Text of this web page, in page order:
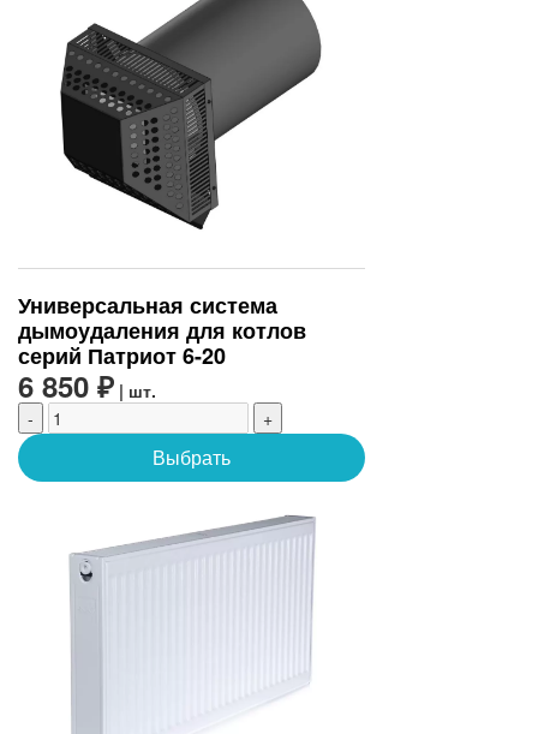
Универсальная система
дымоудаления для котлов
серий Патриот 6-20
6 850 ₽ | шт.
-
+
Выбрать